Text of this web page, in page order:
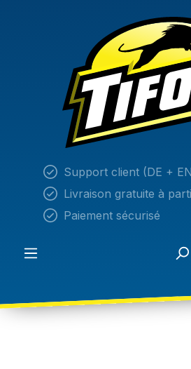
Support client (DE +
Livraison gratuite à
Paiement sécurisé